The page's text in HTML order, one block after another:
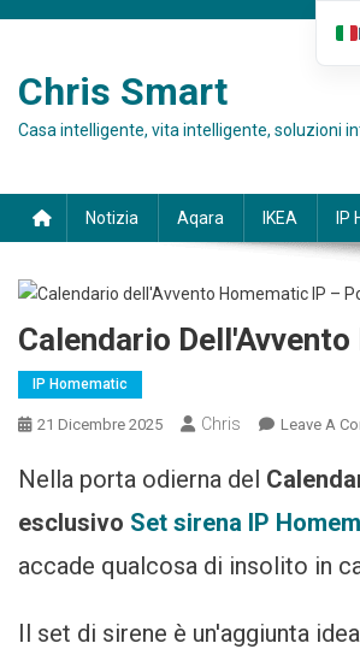
Chris Smart
Casa intelligente, vita intelligente, soluzioni
Notizia Aqara IKEA
Calendario
IP Homematic
21 Dicembre 2025 Chris Leave A
Nella porta odierna del
esclusivo Set sirena IP
accade qualcosa di insolito in
Il set di sirene è un'aggiunta